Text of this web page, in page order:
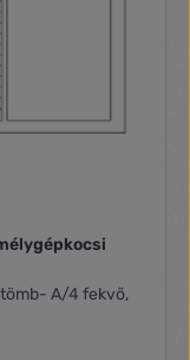
A/4 fekvő,